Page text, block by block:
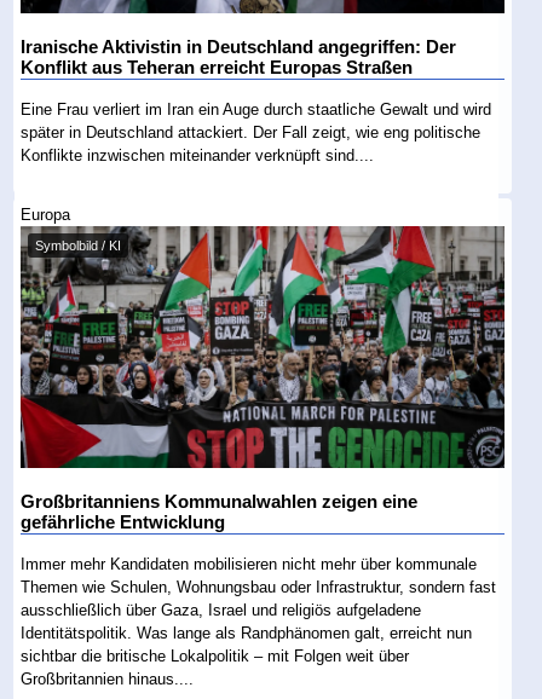
Iranische Aktivistin in Deutschland angegriffen: Der
Konflikt aus Teheran erreicht Europas Straßen
Eine Frau verliert im Iran ein Auge durch staatliche Gewalt und wird
später in Deutschland attackiert. Der Fall zeigt, wie eng politische
Konflikte inzwischen miteinander verknüpft sind....
Europa
Symbolbild / KI
Großbritanniens Kommunalwahlen zeigen eine
gefährliche Entwicklung
Immer mehr Kandidaten mobilisieren nicht mehr über kommunale
Themen wie Schulen, Wohnungsbau oder Infrastruktur, sondern fast
ausschließlich über Gaza, Israel und religiös aufgeladene
Identitätspolitik. Was lange als Randphänomen galt, erreicht nun
sichtbar die britische Lokalpolitik – mit Folgen weit über
Großbritannien hinaus....